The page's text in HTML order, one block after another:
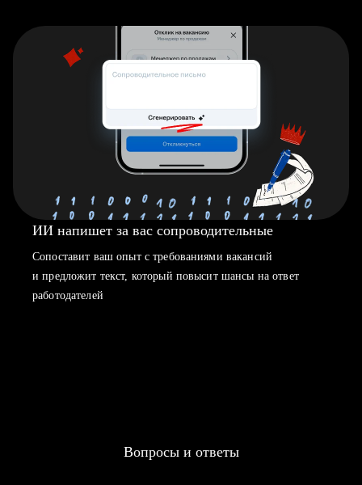
ИИ напишет за вас сопроводительные
Сопоставит ваш опыт с требованиями вакансий
и предложит текст, который повысит шансы на ответ
работодателей
Вопросы и ответы